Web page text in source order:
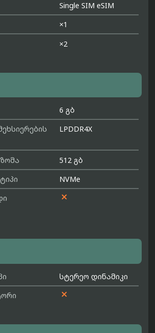
Single SIM eSIM
×1
×2
6 გბ
LPDDR4X
512 გბ
NVMe

სტერეო დინამიკი
